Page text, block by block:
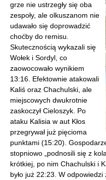
grze nie ustrzegły się oba
zespoły, ale olkuszanom nie
udawało się doprowadzić
choćby do remisu.
Skutecznością wykazali się
Wołek i Sordyl, co
zaowocowało wynikiem
13:16. Efektownie atakowali
Kaliś oraz Chachulski, ale
miejscowych dwukrotnie
zaskoczył Cieloszyk. Po
ataku Kalisia w aut Kłos
przegrywał już pięcioma
punktami (15:20).
stopniowo „podnosili się z
krótkiej, po nim Chachulski i
było już 22:23. W odpowiedzi